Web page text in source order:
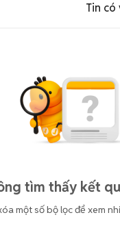
Tin có
tìm thấy kết
một số bộ lọc để xem